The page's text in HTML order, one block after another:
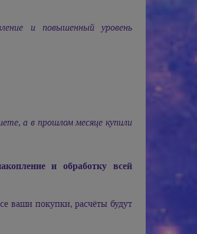
и повышенный уровень
а в прошлом месяце купили
и обработку всей
ваши покупки, расчёты будут